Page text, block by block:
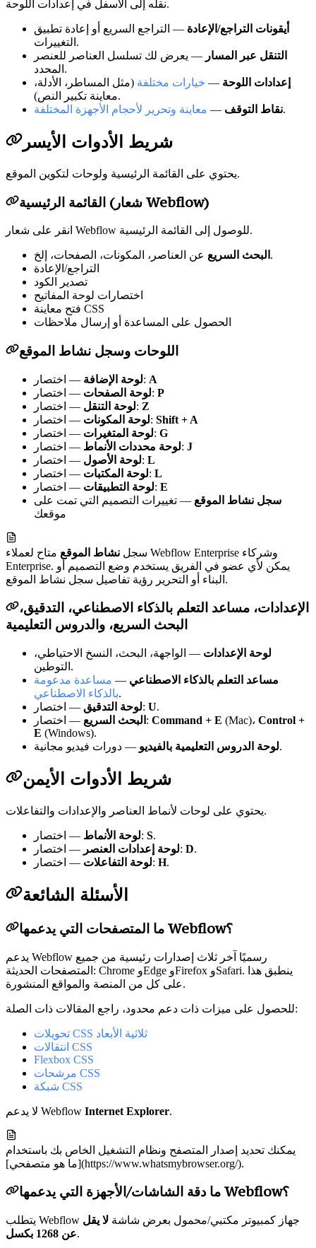
نقله إلى الأسفل في إعدادات اللوحة.
أيقونات التراجع/الإعادة — التراجع السريع أو إعادة تطبيق
التغييرات.
التنقل عبر المسار — يعرض لك تسلسل العناصر للعنصر
المحدد.
إعدادات اللوحة — خيارات مختلفة (مثل المساطر، الأدلة،
معاينة تكبير النص).
نقاط التوقف — معاينة وتحرير لأحجام الأجهزة المختلفة .
شريط الأدوات الأيسر
يحتوي على القائمة الرئيسية ولوحات لتكوين الموقع.
القائمة الرئيسية (شعار Webflow)
انقر على شعار Webflow للوصول إلى القائمة الرئيسية.
البحث السريع عن العناصر، المكونات، الصفحات، إلخ.
التراجع/الإعادة
تصدير الكود
اختصارات لوحة المفاتيح
فتح معاينة CSS
الحصول على المساعدة أو إرسال ملاحظات
اللوحات وسجل نشاط الموقع
لوحة الإضافة— اختصار: A
لوحة الصفحات— اختصار: P
لوحة التنقل— اختصار: Z
لوحة المكونات— اختصار: Shift + A
لوحة المتغيرات— اختصار: G
لوحة محددات الأنماط— اختصار: J
لوحة الأصول— اختصار: L
لوحة المكتبات— اختصار: L
لوحة التطبيقات— اختصار: E
سجل نشاط الموقع — تغييرات التصميم التي تمت على
موقعك
سجل نشاط الموقع متاح لعملاء Webflow Enterprise وشركاء
Enterprise. يمكن لأي عضو في الفريق يستخدم وضع التصميم أو
البناء أو التحرير رؤية تفاصيل سجل نشاط الموقع.
الإعدادات، مساعد التعلم بالذكاء الاصطناعي، التدقيق،
البحث السريع، والدروس التعليمية
لوحة الإعدادات — الواجهة، البحث، النسخ الاحتياطي،
التوطين.
مساعد التعلم بالذكاء الاصطناعي — مساعدة مدعومة
بالذكاء الاصطناعي.
لوحة التدقيق— اختصار: U.
البحث السريع — اختصار: Command + E (Mac)، Control +
E (Windows).
لوحة الدروس التعليمية بالفيديو— دورات فيديو مجانية.
شريط الأدوات الأيمن
يحتوي على لوحات لأنماط العناصر والإعدادات والتفاعلات.
لوحة الأنماط— اختصار: S.
لوحة إعدادات العنصر— اختصار: D.
لوحة التفاعلات— اختصار: H.
الأسئلة الشائعة
ما المتصفحات التي يدعمها Webflow؟
يدعم Webflow رسميًا آخر ثلاث إصدارات رئيسية من جميع
المتصفحات الحديثة: Chrome وEdge وFirefox وSafari. ينطبق هذا
على كل من المنصة والمواقع المنشورة.
للحصول على ميزات ذات دعم محدود، راجع المقالات ذات الصلة:
تحويلات CSS ثلاثية الأبعاد
انتقالات CSS
Flexbox CSS
مرشحات CSS
شبكة CSS
لا يدعم Webflow Internet Explorer.
يمكنك تحديد إصدار المتصفح ونظام التشغيل الخاص بك باستخدام
[ما هو متصفحي](https://www.whatsmybrowser.org/).
ما دقة الشاشات/الأجهزة التي يدعمها Webflow؟
يتطلب Webflow جهاز كمبيوتر مكتبي/محمول بعرض شاشة لا يقل
عن 1268 بكسل.